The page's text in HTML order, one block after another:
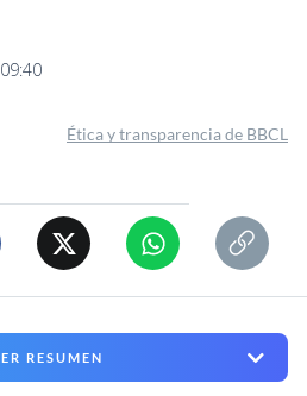
Ética y transparencia de BBCL
RESUMEN